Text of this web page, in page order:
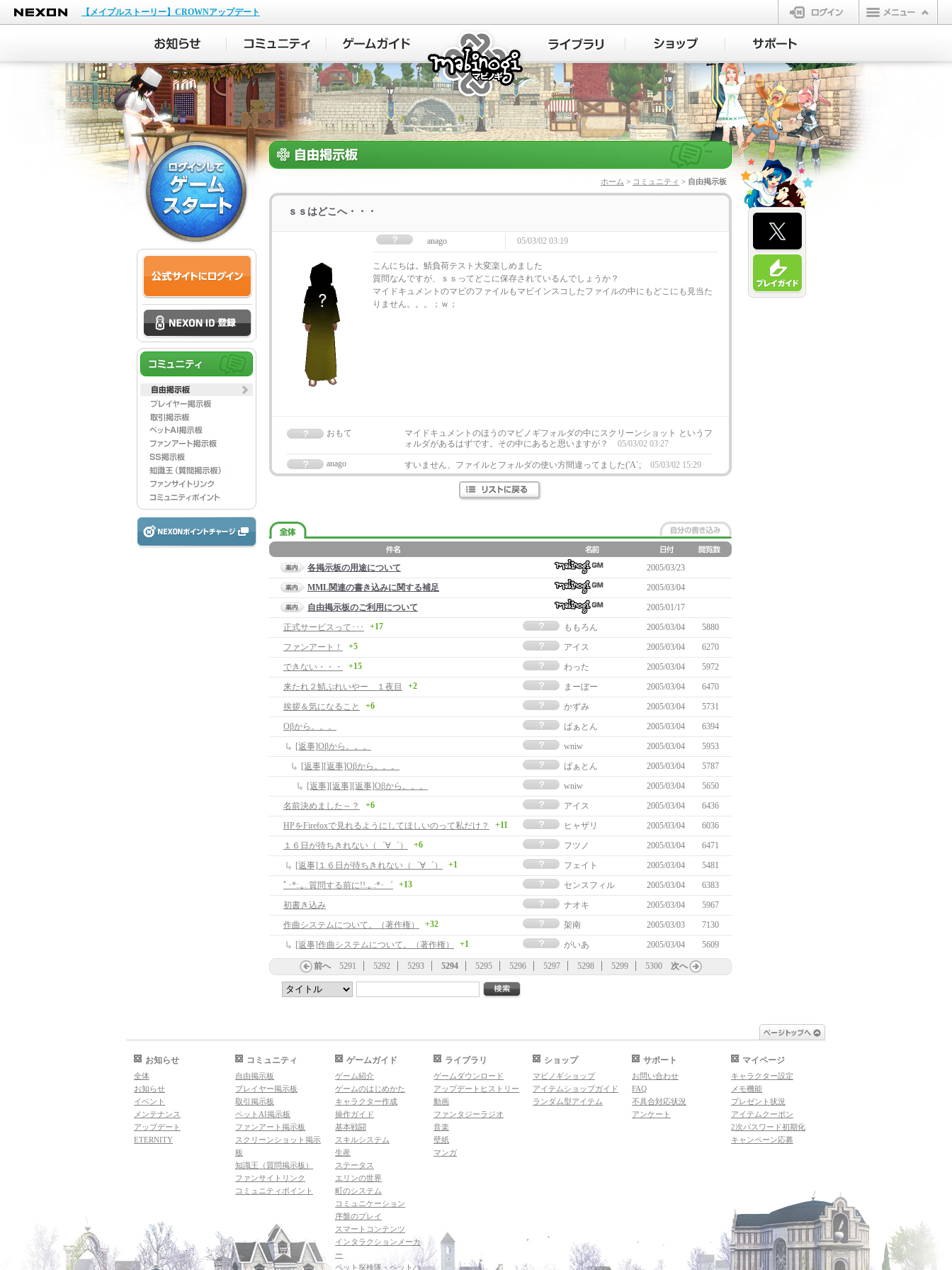
NEXON
【メイプルストーリー】CROWNアップデート
ログイン
マビノギ
ホーム > コミュニティ > 自由掲示板
ｓｓはどこへ・・・
anago 05/03/02 03:19
こんにちは。鯖負荷テスト大変楽しめました
質問なんですが、ｓｓってどこに保存されているんでしょうか？
マイドキュメントのマビのファイルもマビインスコしたファイルの中にもどこにも見当た
りません。。。；ｗ；
おもて
マイドキュメントのほうのマビノギフォルダの中にスクリーンショット というフ
ォルダがあるはずです。その中にあると思いますが？
05/03/02 03:27
anago
すいません、ファイルとフォルダの使い方間違ってました('A`; 05/03/02 15:29
各掲示板の用途について
2005/03/23
MML関連の書き込みに関する補足
2005/03/04
自由掲示板のご利用について
2005/01/17
正式サービスって･･･
+17 ももろん 2005/03/04
5880
ファンアート！
+5 アイス 2005/03/04
6270
できない・・・
+15 わった 2005/03/04
5972
来たれ２鯖ぷれいやー １夜目
+2 まーぼー 2005/03/04
6470
挨拶＆気になること
+6 かずみ 2005/03/04
5731
Oβから。。。
ばぁとん 2005/03/04
6394
[返事]Oβから。。。
wniw 2005/03/04
5953
[返事][返事]Oβから。。。
ばぁとん 2005/03/04
5787
[返事][返事][返事]Oβから。。。
wniw 2005/03/04
5650
名前決めました～？
+6 アイス 2005/03/04
6436
HPをFirefoxで見れるようにしてほしいのって私だけ？
+11 ヒャザリ 2005/03/04
6036
１６日が待ちきれない（゜∀゜）
+6 フツノ 2005/03/04
6471
[返事]１６日が待ちきれない（゜∀゜）
+1 フェイト 2005/03/04
5481
ﾟ･*:.｡. 質問する前に!!.｡.:*･゜ +13 センスフィル 2005/03/04
6383
初書き込み
ナオキ 2005/03/04
5967
作曲システムについて。（著作権）
+32 架南 2005/03/03
7130
[返事]作曲システムについて。（著作権）
+1 がいあ 2005/03/04 5609
前へ 5291 5292 5293 5294 5295 5296 5297 5298 5299 5300 次へ
お知らせ
全体
お知らせ
イベント
メンテナンス
アップデート
ETERNITY
コミュニティ
自由掲示板
プレイヤー掲示板
取引掲示板
ペットAI掲示板
ファンアート掲示板
スクリーンショット掲示
板
知識王（質問掲示板）
ファンサイトリンク
コミュニティポイント
ゲームガイド
ゲーム紹介
ゲームのはじめかた
キャラクター作成
操作ガイド
基本戦闘
スキルシステム
生産
ステータス
エリンの世界
町のシステム
コミュニケーション
序盤のプレイ
スマートコンテンツ
インタラクションメーカ
ー
ペット探検隊・ペットハ
ライブラリ
ゲームダウンロード
アップデートヒストリー
動画
ファンタジーラジオ
音楽
壁紙
マンガ
ショップ
マビノギショップ
アイテムショップガイド
ランダム型アイテム
サポート
お問い合わせ
FAQ
不具合対応状況
アンケート
マイページ
キャラクター設定
メモ機能
プレゼント状況
アイテムクーポン
2次パスワード初期化
キャンペーン応募